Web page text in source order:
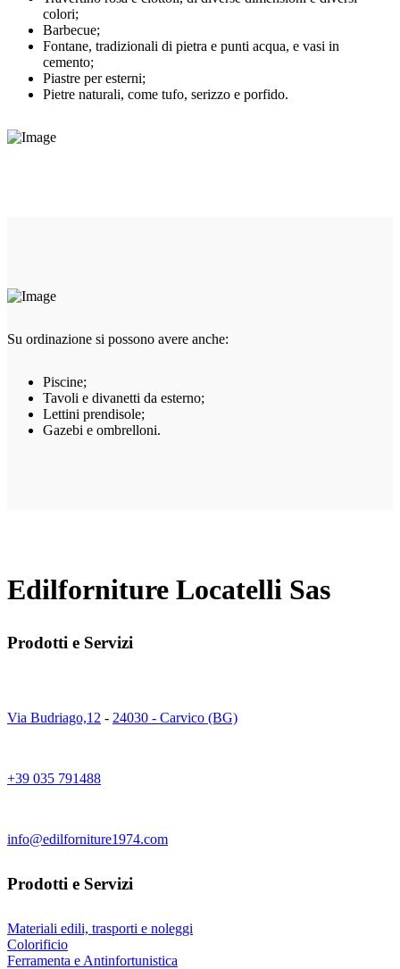
colori;
Barbecue;
Fontane, tradizionali di pietra e punti acqua, e vasi in
cemento;
Piastre per esterni;
Pietre naturali, come tufo, serizzo e porfido.
Su ordinazione si possono avere anche:
Piscine;
Tavoli e divanetti da esterno;
Lettini prendisole;
Gazebi e ombrelloni.
Edilforniture Locatelli Sas
Prodotti e Servizi
Via Budriago,12 - 24030 - Carvico (BG)
+39 035 791488
info@edilforniture1974.com
Prodotti e Servizi
Materiali edili, trasporti e noleggi
Colorificio
Ferramenta e Antinfortunistica